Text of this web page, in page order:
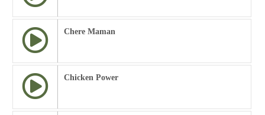
Chere Maman
Chicken Power